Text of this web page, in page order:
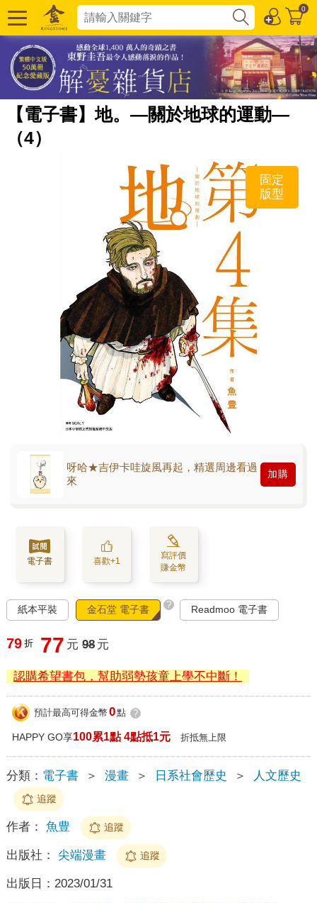
0
【電子書】地。—關於地球的運動—
（4）
固定
版型
呀哈★吉伊卡哇旋風再起，精選周邊看過
來
加購
電子書 喜歡+1
寫評價
賺金幣
紙本平裝 金石堂 電子書 ? Readmoo 電子書
79 折 77 元 98 元
認購希望書包，幫助弱勢孩童上學不中斷！
預計最高可得金幣 0點 ?
HAPPY GO享100累1點 4點抵1元 折抵無上限
分類： 電子書 ＞ 漫畫 ＞ 日系社會歷史 ＞ 人文歷史
追蹤
作者： 魚豊 追蹤
出版社： 尖端漫畫 追蹤
出版日： 2023/01/31